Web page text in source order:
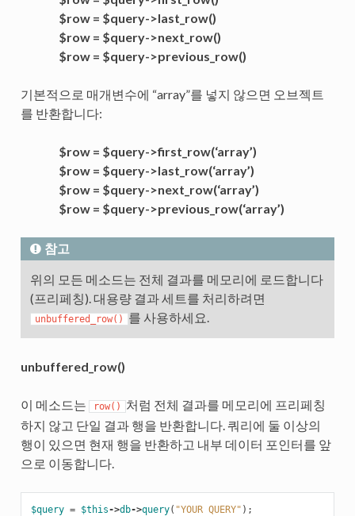
$row = $query->last_row()
$row = $query->next_row()
$row = $query->previous_row()
기본적으로 매개변수에 “array”를 넣지 않으면 오브젝트
를 반환합니다:
$row = $query->first_row(‘array’)
$row = $query->last_row(‘array’)
$row = $query->next_row(‘array’)
$row = $query->previous_row(‘array’)
참고
위의 모든 메소드는 전체 결과를 메모리에 로드합니다
(프리페칭). 대용량 결과 세트를 처리하려면
unbuffered_row() 를 사용하세요.
unbuffered_row()
이 메소드는 row() 처럼 전체 결과를 메모리에 프리페칭
하지 않고 단일 결과 행을 반환합니다. 쿼리에 둘 이상의
행이 있으면 현재 행을 반환하고 내부 데이터 포인터를 앞
으로 이동합니다.
$query = $this->db->query( "YOUR QUERY" );